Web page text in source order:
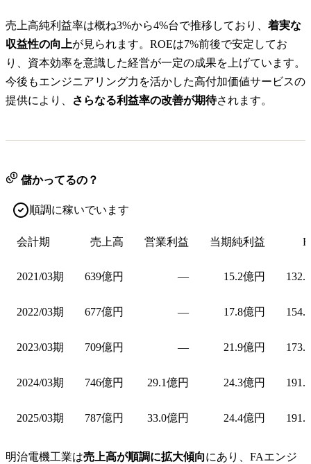
売上高純利益率は概ね3%から4%台で推移しており、 着実な
収益性の向上が見られます。ROEは7%前後で安定してお
り、資本効率を意識した経営が一定の成果を上げています。
今後もエンジニアリング力を活かした高付加価値サービスの
提供により、
さらなる利益率の改善が期待されます。
儲かってるの？
順調に稼いでいます
会計期 売上高 営業利益 当期純利益
2021/03期 639億円 — 15.2億円
2022/03期 677億円 — 17.8億円
2023/03期 709億円 — 21.9億円
2024/03期 746億円 29.1億円 24.3億円
2025/03期 787億円 33.0億円 24.4億円
明治電機工業は売上高が順調に拡大傾向にあり、FAエンジ